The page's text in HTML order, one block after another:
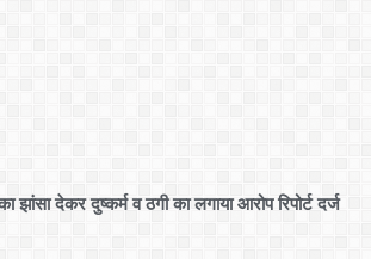
झांसा देकर दुष्कर्म व ठगी का लगाया आरोप रिपोर्ट दर्ज